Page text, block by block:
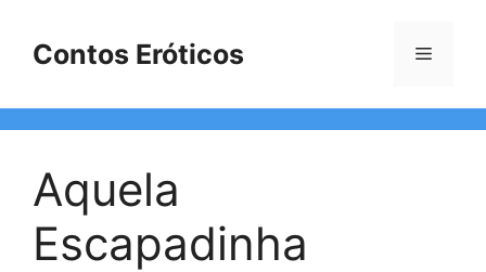
Contos Eróticos Menu
Aquela
Escapadinha